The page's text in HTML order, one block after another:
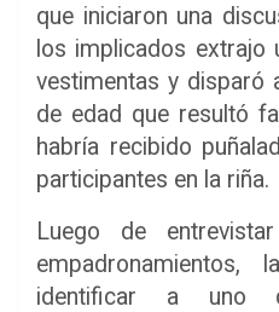
que iniciaron una
los implicados extrajo
vestimentas y disparó
de edad que resultó
habría recibido
participantes en la riña.
Luego de
identificar a uno